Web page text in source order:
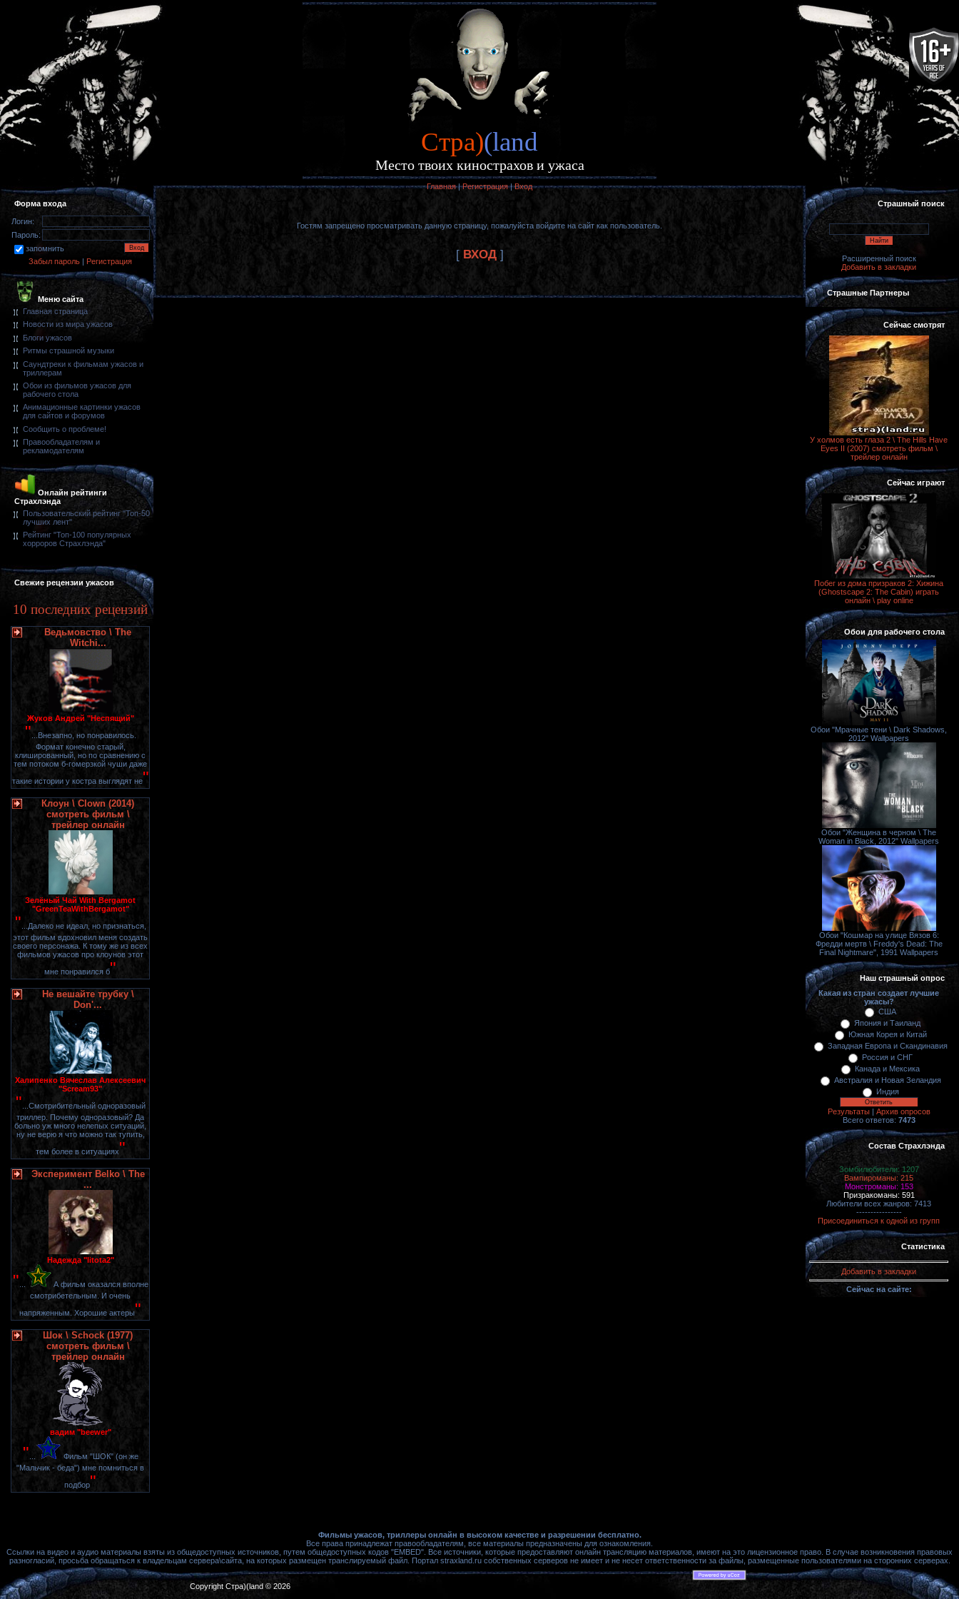
Cтра)(land
Место твоих кинострахов и ужаса
Главная|Регистрация|Вход
Форма входа
Логин:
Пароль:
запомнить
Забыл пароль | Регистрация
Меню сайта
Главная страница
Новости из мира ужасов
Блоги ужасов
Ритмы страшной музыки
Саундтреки к фильмам ужасов и
триллерам
Обои из фильмов ужасов для
рабочего стола
Анимационные картинки ужасов
для сайтов и форумов
Сообщить о проблеме!
Правообладателям и
рекламодателям
Онлайн рейтинги
Страхлэнда
Пользовательский рейтинг "Топ-50
лучших лент"
Рейтинг "Топ-100 популярных
хорроров Страхлэнда"
Свежие рецензии ужасов
10 последних рецензий
Ведьмовство \ The
Witchi...
Жуков Андрей "Неспящий"
" ...Внезапно, но понравилось.
Формат конечно старый,
клишированный, но по сравнению с
тем потоком б-гомерзкой чуши даже
такие истории у костра выглядят не"
Клоун \ Clown (2014)
смотреть фильм \
трейлер онлайн
Зелёный Чай With Bergamot
"GreenTeaWithBergamot"
" ...Далеко не идеал, но признаться,
этот фильм вдохновил меня создать
своего персонажа. К тому же из всех
фильмов ужасов про клоунов этот
мне понравился б"
Не вешайте трубку \
Don'...
Халипенко Вячеслав Алексеевич
"Scream93"
" ...Смотрибительный одноразовый
триллер. Почему одноразовый? Да
больно уж много нелепых ситуаций,
ну не верю я что можно так тупить,
тем более в ситуациях"
Эксперимент Belko \ The
...
Надежда "litota2"
"
А фильм оказался вполне
смотрибетельным. И очень
напряженным. Хорошие актеры"
Шок \ Schock (1977)
смотреть фильм \
трейлер онлайн
вадим "beewer"
"
Фильм "ШОК" (он же
"Мальчик - беда") мне помниться в
подбор"
Гостям запрещено просматривать данную страницу, пожалуйста войдите на сайт как пользователь.
[ ВХОД]
Страшный поиск
Расширенный поиск
Добавить в закладки
Страшные Партнеры
Сейчас смотрят
У холмов есть глаза 2 \ The Hills Have
Eyes II (2007) смотреть фильм \
трейлер онлайн
Сейчас играют
Побег из дома призраков 2: Хижина
(Ghostscape 2: The Cabin) играть
онлайн \ play online
Обои для рабочего стола
Обои "Мрачные тени \ Dark Shadows,
2012" Wallpapers
Обои "Женщина в черном \ The
Woman in Black, 2012" Wallpapers
Обои "Кошмар на улице Вязов 6:
Фредди мертв \ Freddy's Dead: The
Final Nightmare", 1991 Wallpapers
Наш страшный опрос
Какая из стран создает лучшие
ужасы?
США
Япония и Таиланд
Южная Корея и Китай
Западная Европа и Скандинавия
Россия и СНГ
Канада и Мексика
Австралия и Новая Зеландия
Индия
Результаты| Архив опросов
Всего ответов: 7473
Состав Страхлэнда
Зомбилюбители: 1207
Вампироманы: 215
Монстроманы: 153
Призракоманы: 591
Любители всех жанров: 7413
----------------
Присоединиться к одной из групп
Статистика
Добавить в закладки
Сейчас на сайте:
Фильмы ужасов, триллеры онлайн в высоком качестве и разрешении бесплатно.
Все права принадлежат правообладателям, все материалы предназначены для ознакомления.
Ссылки на видео и аудио материалы взяты из общедоступных источников, путем общедоступных кодов "EMBED". Все источники, которые предоставляют онлайн трансляцию материалов, имеют на это лицензионное право. В случае возникновения правовых
разногласий, просьба обращаться к владельцам сервера\сайта, на которых размещен транслируемый файл. Портал straxland.ru собственных серверов не имеет и не несет ответственности за файлы, размещенные пользователями на сторонних серверах.
Copyright Стра)(land © 2026